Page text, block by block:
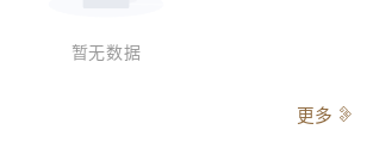
暂无数据
更多